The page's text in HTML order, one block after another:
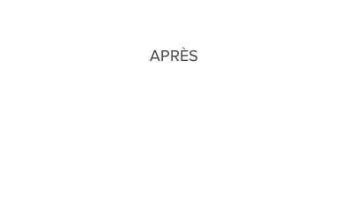
                                                                APRÈS